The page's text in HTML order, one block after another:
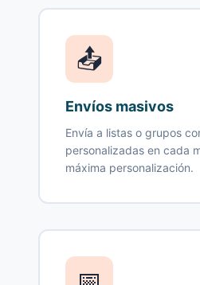
📤
Envíos masivos
Envía a listas o grupos
personalizadas en cada
máxima personalización.